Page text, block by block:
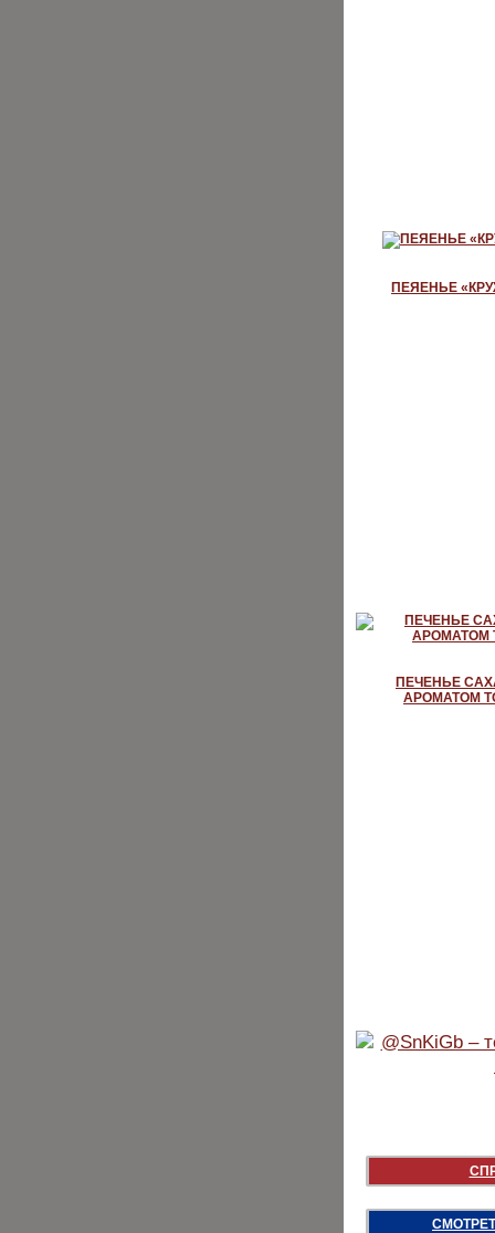
ПЕЯЕНЬЕ
ПЕЧЕНЬЕ
АРОМАТОМ